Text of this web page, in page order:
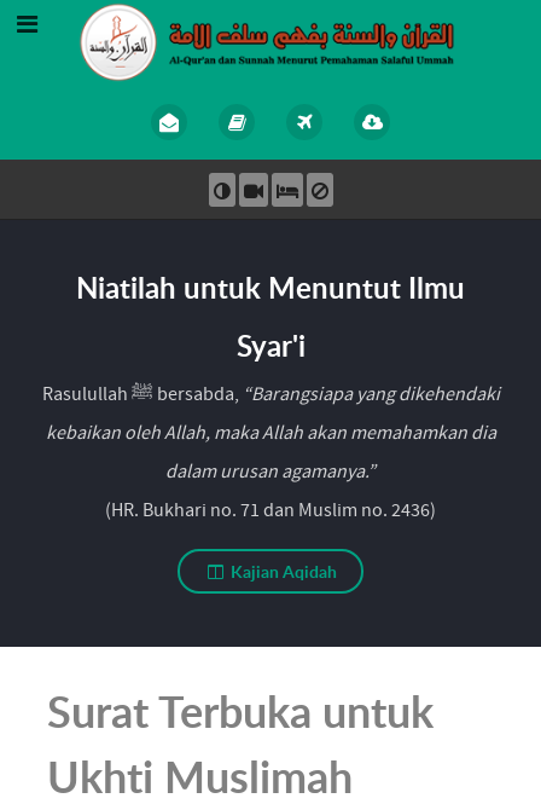
Niatilah untuk Menuntut Ilmu
Syar'i
Rasulullah ﷺ bersabda, “Barangsiapa yang dikehendaki
kebaikan oleh Allah, maka Allah akan memahamkan dia
dalam urusan agamanya.”
(HR. Bukhari no. 71 dan Muslim no. 2436)
Kajian Aqidah
Surat Terbuka untuk
Ukhti Muslimah